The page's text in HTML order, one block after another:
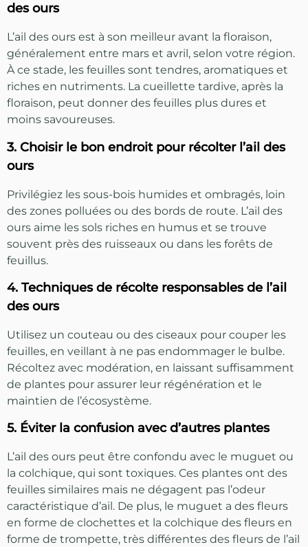
des ours
L’ail des ours est à son meilleur avant la floraison,
généralement entre mars et avril, selon votre région.
À ce stade, les feuilles sont tendres, aromatiques et
riches en nutriments. La cueillette tardive, après la
floraison, peut donner des feuilles plus dures et
moins savoureuses.
3. Choisir le bon endroit pour récolter l’ail des
ours
Privilégiez les sous-bois humides et ombragés, loin
des zones polluées ou des bords de route. L’ail des
ours aime les sols riches en humus et se trouve
souvent près des ruisseaux ou dans les forêts de
feuillus.
4. Techniques de récolte responsables de l’ail
des ours
Utilisez un couteau ou des ciseaux pour couper les
feuilles, en veillant à ne pas endommager le bulbe.
Récoltez avec modération, en laissant suffisamment
de plantes pour assurer leur régénération et le
maintien de l’écosystème.
5. Éviter la confusion avec d’autres plantes
L’ail des ours peut être confondu avec le muguet ou
la colchique, qui sont toxiques. Ces plantes ont des
feuilles similaires mais ne dégagent pas l’odeur
caractéristique d’ail. De plus, le muguet a des fleurs
en forme de clochettes et la colchique des fleurs en
forme de trompette, très différentes des fleurs de l’ail